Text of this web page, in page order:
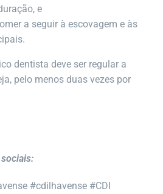
e
a seguir à escovagem e às
dentista deve ser regular a
pelo menos duas vezes por
#cdilhavense #CDI